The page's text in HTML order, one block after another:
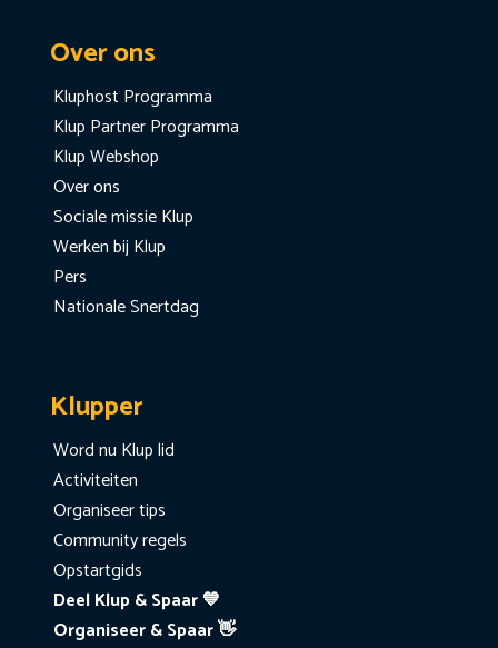
Over ons
Kluphost Programma
Klup Partner Programma
Klup Webshop
Over ons
Sociale missie Klup
Werken bij Klup
Pers
Nationale Snertdag
Klupper
Word nu Klup lid
Activiteiten
Organiseer tips
Community regels
Opstartgids
Deel Klup & Spaar 💙
Organiseer & Spaar 👋